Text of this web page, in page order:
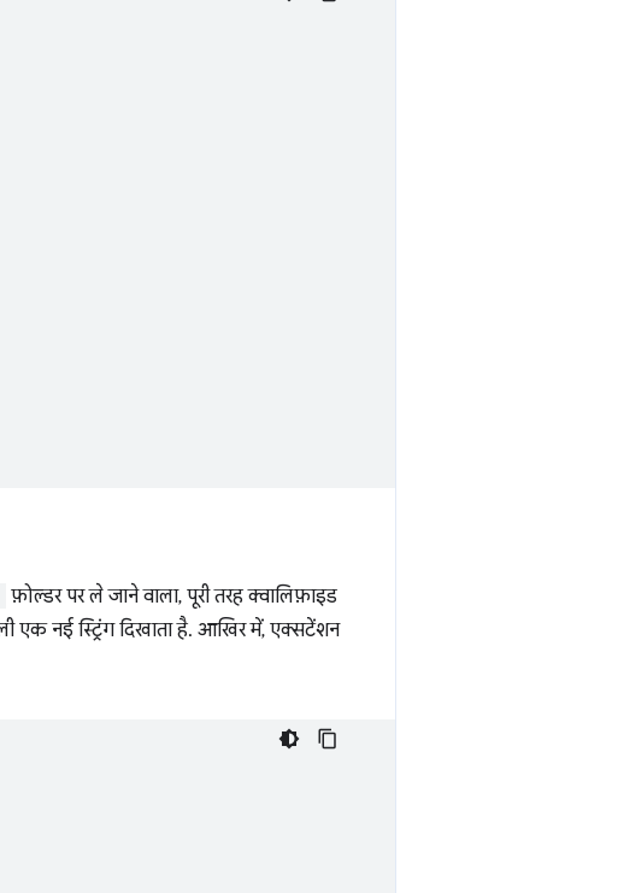
फ़ोल्डर पर ले जाने वाला, पूरी तरह क्वालिफ़ाइड
एक नई स्ट्रिंग दिखाता है. आखिर में, एक्सटेंशन